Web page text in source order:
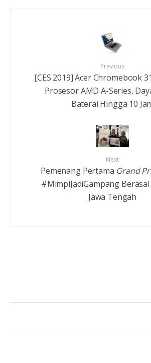
Previous
[CES 2019] Acer Chromebook
Prosesor AMD A-Series,
Baterai Hingga 10
Next
Pemenang Pertama Grand
#MimpiJadiGampang
Jawa Tengah